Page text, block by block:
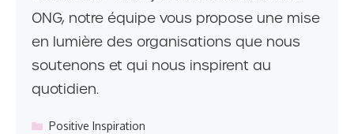
ONG, notre équipe vous propose une mise
en lumière des organisations que nous
soutenons et qui nous inspirent au
quotidien.
Catégories
Positive Inspiration